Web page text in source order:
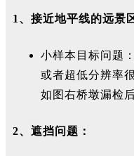
1、接近地平线的远景
小样本目标问题
或者超低分辨率
如图右桥墩漏检
2、遮挡问题：